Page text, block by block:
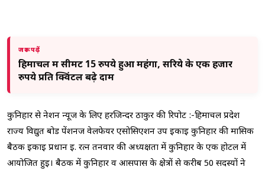
जरूर पढ़ें
हिमाचल में सीमेंट 15 रुपये हुआ महंगा, सरिये के एक हजार
रुपये प्रति क्विंटल बढ़े दाम
कुनिहार से नेशन न्यूज के लिए हरजिन्दर ठाकुर की रिपोर्ट :-हिमाचल प्रदेश
राज्य विद्युत बोर्ड पेंशनर्ज वेलफेयर एसोसिएशन उप इकाई कुनिहार की मासिक
बैठक इकाई प्रधान ई. रत्न तनवार की अध्यक्षता में कुनिहार के एक होटल में
आयोजित हुई। बैठक में कुनिहार व आसपास के क्षेत्रों से करीब 50 सदस्यों ने